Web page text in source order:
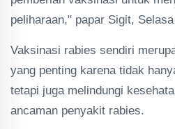
peliharaan," papar Sigit,
Vaksinasi rabies sendiri
yang penting karena tidak
tetapi juga melindungi
ancaman penyakit rabies.